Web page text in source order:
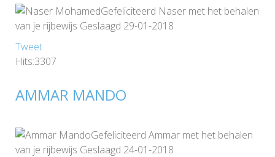
Gefeliciteerd Naser met het behalen
van je rijbewijs Geslaagd 29-01-2018
Tweet
Hits:3307
AMMAR MANDO
Gefeliciteerd Ammar met het behalen
van je rijbewijs Geslaagd 24-01-2018